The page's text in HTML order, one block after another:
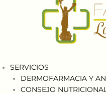
SERVICIOS
DERMOFARMACIA Y
CONSEJO